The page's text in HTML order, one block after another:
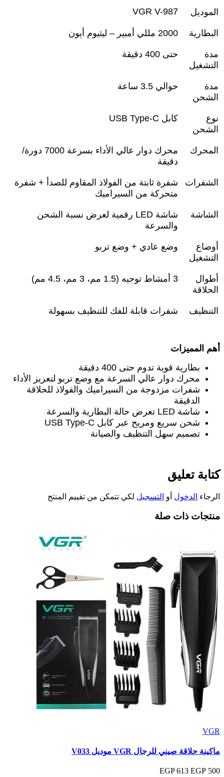
الموديل VGR V-987
البطارية 2000 مللي أمبير – ليثيوم أيون
مدة
التشغيل
حتى 400 دقيقة
مدة
الشحن
حوالي 3.5 ساعة
نوع
الشحن
كابل
المحرك
محرك دوار عالي الأداء بسرعة 7000 دورة/
دقيقة
الشفرات
شفرة ثابتة من الفولاذ المقاوم للصدأ + شفرة
متحركة من السيراميك
الشاشة شاشة
رقمية لعرض نسبة الشحن
والسرعة
أوضاع
التشغيل
وضع عادي + وضع تربو
أطوال
الحلاقة
3 أمشاط توجيه (1.5 مم، 3 مم، 4.5 مم)
التنظيف شفرات قابلة للفك للتنظيف بسهولة
أهم المميزات
بطارية قوية تدوم حتى 400 دقيقة
محرك دوار عالي السرعة مع وضع تربو لتعزيز الأداء
شفرات مزدوجة من السيراميك والفولاذ للحلاقة
الدقيقة
شاشة
تعرض حالة البطارية والسرعة
شحن سريع ومريح عبر كابل
تصميم سهل التنظيف والصيانة
كتابة تعليق
الرجاء الدخول أو التسجيل لكي تتمكن من تقييم المنتج
منتجات ذات صلة
VGR
ماكينة حلاقة صيني للرجال VGR موديل V033
500 EGP
613 EGP